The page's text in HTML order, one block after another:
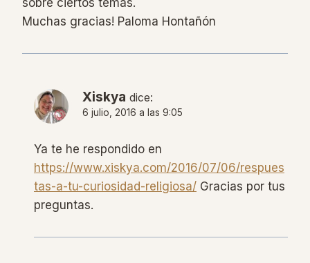
sobre ciertos temas.
Muchas gracias! Paloma Hontañón
Xiskya dice:
6 julio, 2016 a las 9:05
Ya te he respondido en
https://www.xiskya.com/2016/07/06/respues
tas-a-tu-curiosidad-religiosa/ Gracias por tus
preguntas.